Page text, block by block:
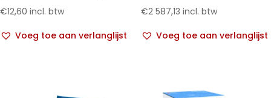
€12,60 incl. btw
Voeg toe aan verlanglijst
€2 587,13 incl. btw
Voeg toe aan verlanglijst